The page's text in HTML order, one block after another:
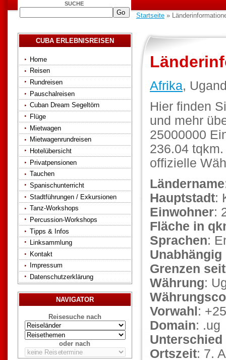
SUCHE
Startseite »
CUBA ERLEBNISREISEN
Home
Reisen
Rundreisen
Pauschalreisen
Cuban Dream Segeltörn
Flüge
Mietwagen
Mietwagenrundreisen
Hotelübersicht
Privatpensionen
Tauchen
Spanischunterricht
Stadtführungen / Exkursionen
Tanz-Workshops
Percussion-Workshops
Tipps & Infos
Linksammlung
Kontakt
Impressum
Datenschutzerklärung
NAVIGATOR
Reisesuche nach
oder nach
Afrika,
Hier finden
und mehr
25000000
236.04
offizielle
Ländername
Hauptstadt:
Einwohner:
Fläche in
Sprachen:
Unabhängig
Grenzen seit
Währung:
Vorwahl :
Domain: .ug
Unterschied
Ortszeit: 7.